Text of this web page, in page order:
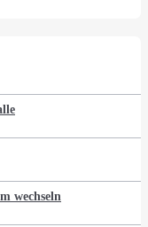
wechseln